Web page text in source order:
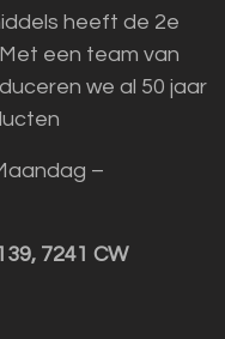
heeft de 2e
een team van
we al 50 jaar
–
7241 CW